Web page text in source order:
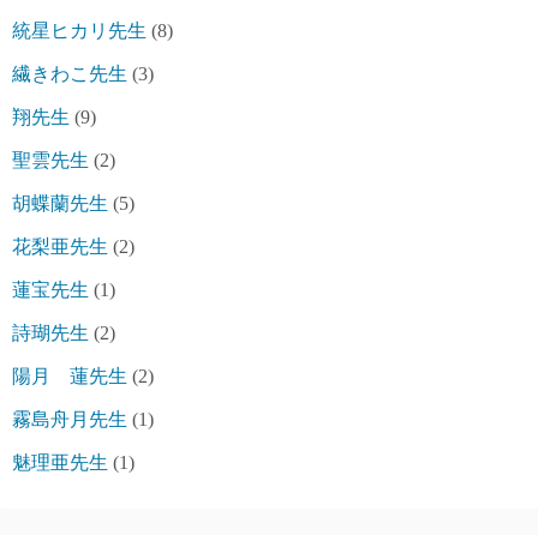
統星ヒカリ先生 (8)
繊きわこ先生 (3)
翔先生 (9)
聖雲先生 (2)
胡蝶蘭先生 (5)
花梨亜先生 (2)
蓮宝先生 (1)
詩瑚先生 (2)
陽月 蓮先生 (2)
霧島舟月先生 (1)
魅理亜先生 (1)